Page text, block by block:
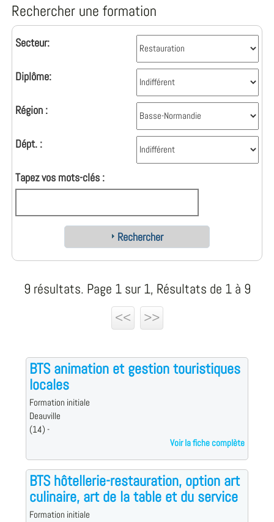
Rechercher une formation
Secteur:
Diplôme:
Région :
Dépt. :
Tapez vos mots-clés :
Rechercher
9 résultats. Page 1 sur 1, Résultats de 1 à 9
<<
>>
BTS animation et gestion touristiques
locales
Formation initiale
Deauville
(14) -
Voir la fiche complète
BTS hôtellerie-restauration, option art
culinaire, art de la table et du service
Formation initiale